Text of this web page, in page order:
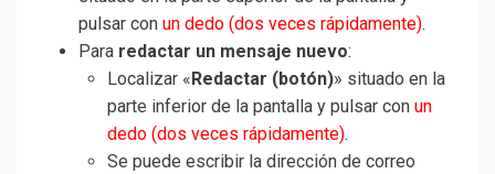
pulsar con un dedo (dos veces rápidamente).
Para redactar un mensaje nuevo:
Localizar « Redactar (botón)» situado en la
parte inferior de la pantalla y pulsar con un
dedo (dos veces rápidamente).
Se puede escribir la dirección de correo